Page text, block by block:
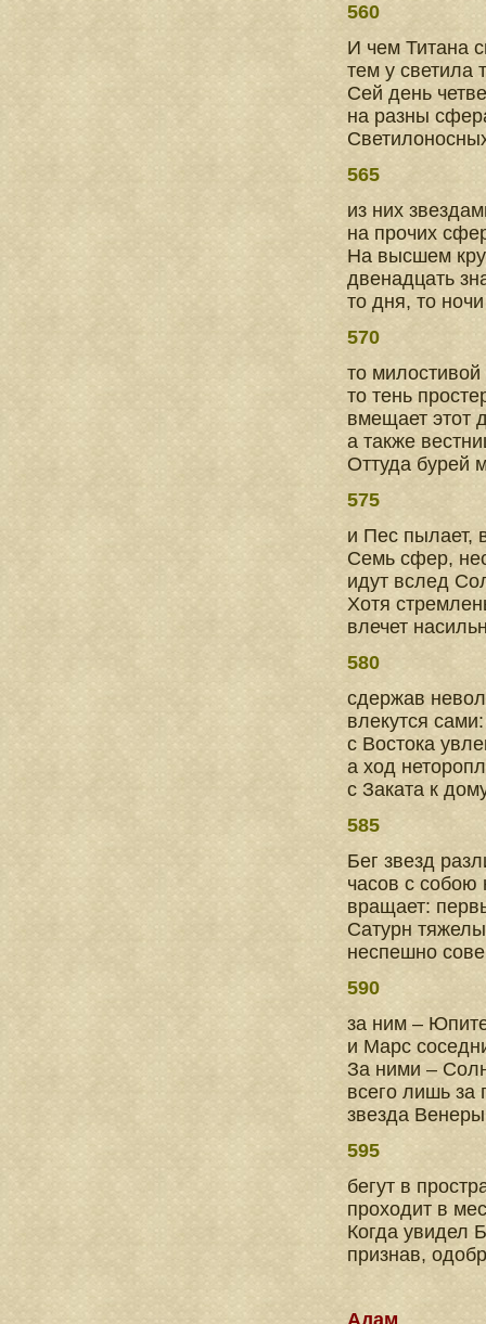
560
И чем Титана
тем у светила
Сей день
на разны
565
из них
на прочих
На высшем
двенадцать
то дня, то
570
то
то тень
вмещает этот
а также
Оттуда бурей
575
и Пес пылает,
Семь сфер,
идут вслед
Хотя
влечет
580
сдержав
влекутся
с Востока
а ход
с Заката к
585
Бег звезд
часов с
вращает:
Сатурн
неспешно
590
за ним –
и Марс
За ними –
всего лишь за
звезда
595
бегут в
проходит в
Когда увидел
признав,
Адам